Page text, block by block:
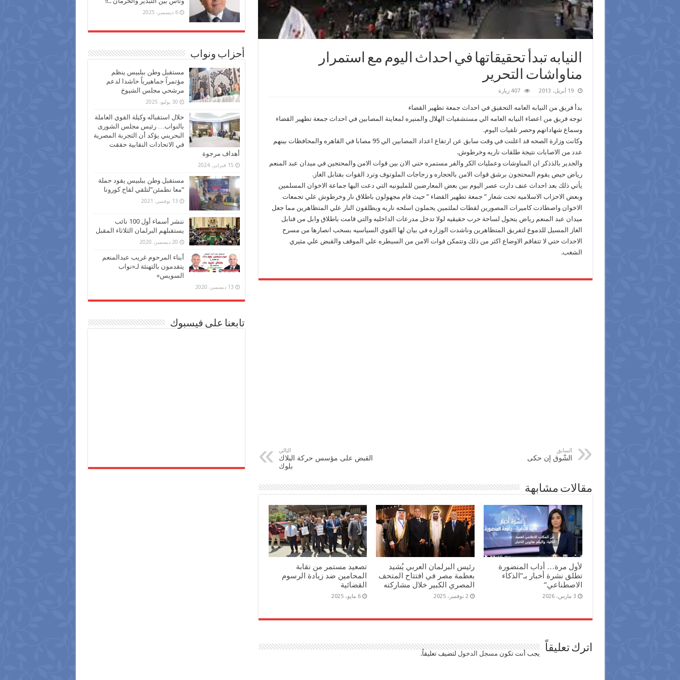
النيابه تبدأ تحقيقاتها في احداث اليوم مع استمرار
مناواشات التحرير
19 أبريل، 2013 407 زيارة
بدأ فريق من النيابه العامه التحقيق في احداث جمعة تطهير القضاء
توجه فريق من اعضاء النيابه العامه الي مستشفيات الهلال والمنيره لمعاينة المصابين في احداث جمعة تطهير القضاء
وسماع شهاداتهم وحصر تلفيات اليوم.
وكانت وزارة الصحه قد اعلنت في وقت سابق عن ارتفاع اعداد المصابين الي 95 مصابا في القاهره والمحافظات بينهم
عدد من الاصابات نتيجة طلقات ناريه وخرطوش.
والجدير بالذذكر ان المناوشات وعمليات الكر والفر مستمره حتي الان بين قوات الامن والمحتجين في ميدان عبد المنعم
رياض حيص يقوم المحتجون برشق قوات الامن بالحجاره و زجاجات الملوتوف وترد القوات بقتابل الغاز.
يأتي ذلك بعد احداث عنف دارت عصر اليوم بين بعض المعارضين للمليونيه التي دعت اليها جماعة الاخوان المسلمين
وبعض الاحزاب الاسلاميه تحت شعار ” جمعة تطهير القضاء ” حيث قام مجهولون باطلاق نار وخرطوش علي تجمعات
الاخوان واصطادت كاميرات المصورين لقطات لملثمين يحملون اسلحه ناريه ويطلقون النار علي المتظاهرين مما جعل
ميدان عبد المنعم رياض يتحول لساحة حرب حقيقيه لولا تدخل مدرعات الداخليه والتي قامت باطلاق وابل من قنابل
الغاز المسيل للدموع لتفريق المتظاهرين وناشدت الوزاره في بيان لها القوي السياسيه بسحب انصارها من مسرح
الاحداث حتي لا تتفاقم الاوضاع اكثر من ذلك وتتمكن قوات الامن من السيطره علي الموقف والقبض علي مثيري
الشغب.
السابق
الشّوق إن حكى
التالي
القبض على مؤسس حركة البلاك
بلوك
مقالات مشابهة
لأول مرة… أداب المنضورة
تطلق نشرة أخبار بـ”الذكاء
الاصطناعي”
3 مارس، 2026
رئيس البرلمان العربي يُشيد
بعظمة مصر في افتتاح المتحف
المصري الكبير خلال مشاركته
2 نوفمبر، 2025
تصعيد مستمر من نقابة
المحامين ضد زيادة الرسوم
القضائية
6 مايو، 2025
اترك تعليقاً يجب أنت تكون مسجل الدخول لتضيف تعليقاً.
6 ديسمبر، 2025
أحزاب ونواب
مستقبل وطن ببلبيس ينظم
مؤتمراً جماهيرياً حاشدا لدعم
مرشحي مجلس الشيوخ
30 يوليو، 2025
خلال استقباله وكيلة القوي العاملة
بالنواب… رئيس مجلس الشورى
البحريني يؤكد أن التجربة المصرية
في الاتحادات النقابية حققت
أهداف مرجوة
15 فبراير، 2024
مستقبل وطن ببلبيس يقود حملة
“معا نطمئن”لتلقي لقاح كورونا
13 نوفمبر، 2021
ننشر أسماء أول 100 نائب
يستقبلهم البرلمان الثلاثاء المقبل
20 ديسمبر، 2020
أبناء المرحوم غريب عبدالمنعم
يتقدمون بالتهنئة لـ«نواب
السويس»
13 ديسمبر، 2020
تابعنا على فيسبوك